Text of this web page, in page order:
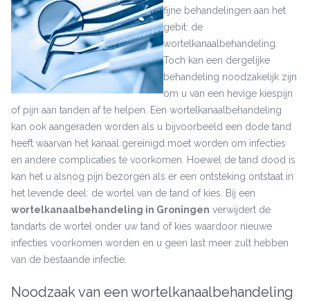
fijne behandelingen aan het
gebit: de
wortelkanaalbehandeling.
Toch kan een dergelijke
behandeling noodzakelijk zijn
om u van een hevige kiespijn
of pijn aan tanden af te helpen. Een wortelkanaalbehandeling
kan ook aangeraden worden als u bijvoorbeeld een dode tand
heeft waarvan het kanaal gereinigd moet worden om infecties
en andere complicaties te voorkomen. Hoewel de tand dood is
kan het u alsnog pijn bezorgen als er een ontsteking ontstaat in
het levende deel: de wortel van de tand of kies. Bij een
wortelkanaalbehandeling in Groningen verwijdert de
tandarts de wortel onder uw tand of kies waardoor nieuwe
infecties voorkomen worden en u geen last meer zult hebben
van de bestaande infectie.
Noodzaak van een wortelkanaalbehandeling